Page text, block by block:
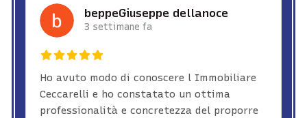
beppeGiuseppe dellanoce
3 settimane fa
Ho avuto modo di conoscere l Immobiliare
Ceccarelli e ho constatato un ottima
professionalità e concretezza del proporre